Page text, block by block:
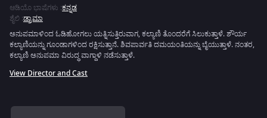
ಆಡಿಯೊ ಭಾಷೆಗಳು :ಕನ್ನಡ
ಶೈಲಿ :ಡ್ರಾಮಾ
ಅನುಪಮಾಳಿಂದ ಓಡಿಹೋಗಲು ಯತ್ನಿಸುತ್ತಿರುವಾಗ, ಕಲ್ಯಾಣಿ ತೊಂದರೆಗೆ ಸಿಲುಕುತ್ತಾಳೆ. ಶೌರ್ಯ
ಕಲ್ಯಾಣಿಯನ್ನು ಗೂಂಡಾಗಳಿಂದ ರಕ್ಷಿಸುತ್ತಾನೆ. ಶಿವಪಾರ್ವತಿ ದಮಯಂತಿಯನ್ನು ಬೈಯುತ್ತಾಳೆ. ನಂತರ,
ಕಲ್ಯಾಣಿ ಅನುಪಮಾ ವಿರುದ್ಧ ವಾಗ್ದಾಳಿ ನಡೆಸುತ್ತಾಳೆ.
View Director and Cast